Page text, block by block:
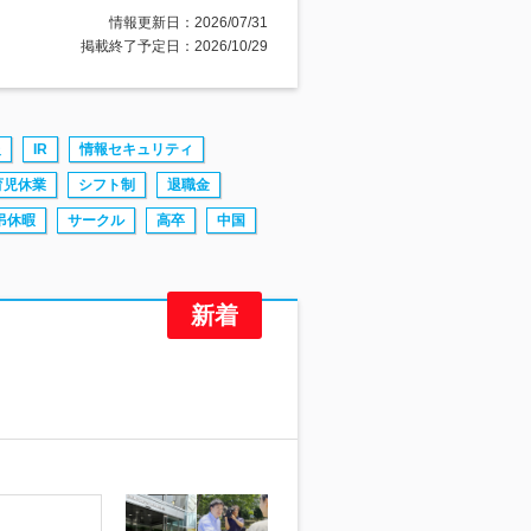
情報更新日：2026/07/31
掲載終了予定日：2026/10/29
IR 情報セキュリティ
児休業 シフト制 退職金
休暇 サークル 高卒 中国